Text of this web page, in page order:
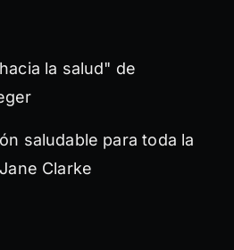
la salud" de
saludable para toda la
Clarke